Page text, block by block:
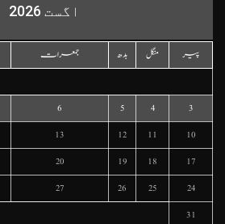
اگست 2026
پیر منگل بدھ جمعرات
3
4
5
6
10
11
12
13
17
18
19
20
24
25
26
27
31